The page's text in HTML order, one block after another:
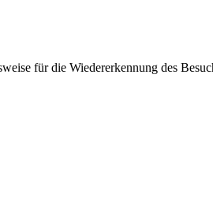
für die Wiedererkennung des